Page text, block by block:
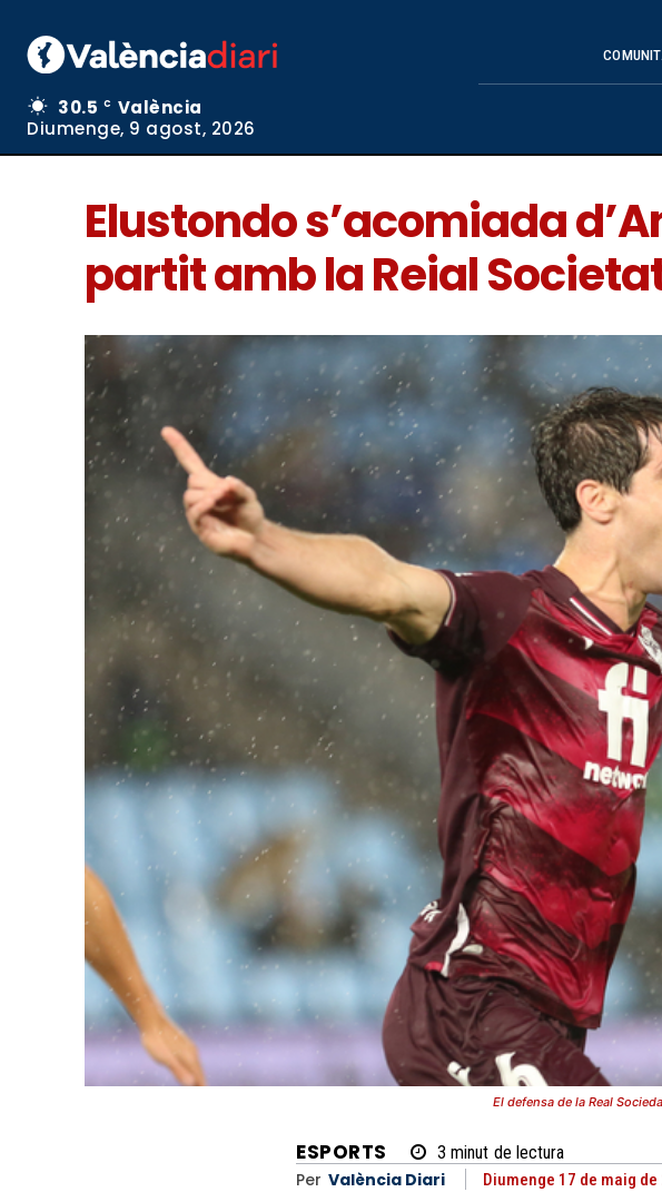
30.5 C
València
Diumenge, 9 agost, 2026
Elustondo s’acomiada
partit amb la Reial
El defensa de la Real
ESPORTS 3 minut de lectura
Per València Diari Diumenge 17 de maig de